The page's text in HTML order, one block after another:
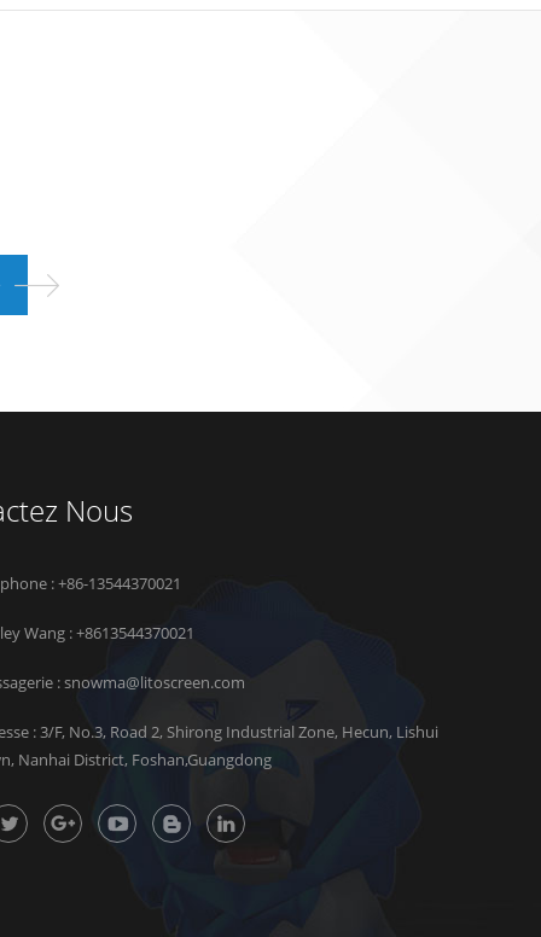
Nous
: +86-13544370021
Wang :+8613544370021
:snowma@litoscreen.com
: 3/F, No.3, Road 2, Shirong Industrial Zone, Hecun, Lishui
Nanhai District, Foshan,Guangdong